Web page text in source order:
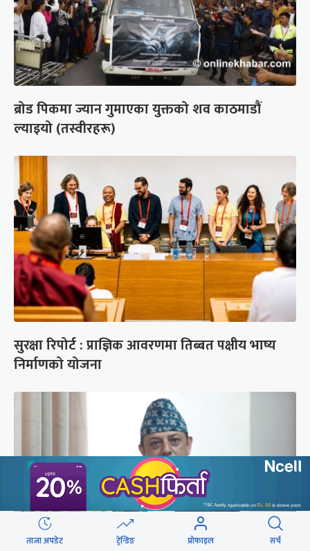
ब्रोड पिकमा ज्यान गुमाएका युक्तको शव काठमाडौं
ल्याइयो (तस्वीरहरू)
सुरक्षा रिपोर्ट : प्राज्ञिक आवरणमा तिब्बत पक्षीय भाष्य
निर्माणको योजना
ताजा अपडेट ट्रेन्डिङ प्रोफाइल सर्च